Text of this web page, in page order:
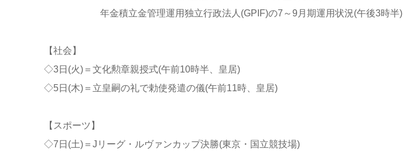
年金積立金管理運用独立行政法人(GPIF)の7～9月期運用状況(午後3時半)
【社会】
◇3日(火)＝文化勲章親授式(午前10時半、皇居)
◇5日(木)＝立皇嗣の礼で勅使発遣の儀(午前11時、皇居)
【スポーツ】
◇7日(土)＝Jリーグ・ルヴァンカップ決勝(東京・国立競技場)